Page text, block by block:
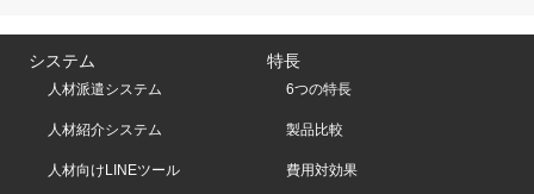
システム
人材派遣システム
人材紹介システム
人材向けLINEツール
特長
6つの特長
製品比較
費用対効果